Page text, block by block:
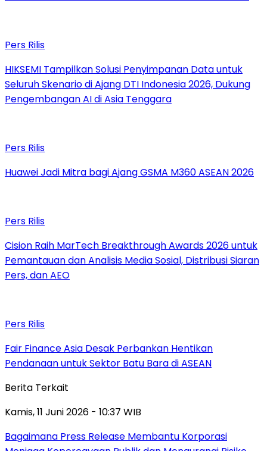
Pers Rilis
HIKSEMI Tampilkan Solusi Penyimpanan Data untuk
Seluruh Skenario di Ajang DTI Indonesia 2026, Dukung
Pengembangan AI di Asia Tenggara
Pers Rilis
Huawei Jadi Mitra bagi Ajang GSMA M360 ASEAN 2026
Pers Rilis
Cision Raih MarTech Breakthrough Awards 2026 untuk
Pemantauan dan Analisis Media Sosial, Distribusi Siaran
Pers, dan AEO
Pers Rilis
Fair Finance Asia Desak Perbankan Hentikan
Pendanaan untuk Sektor Batu Bara di ASEAN
Berita Terkait
Kamis, 11 Juni 2026 - 10:37 WIB
Bagaimana Press Release Membantu Korporasi